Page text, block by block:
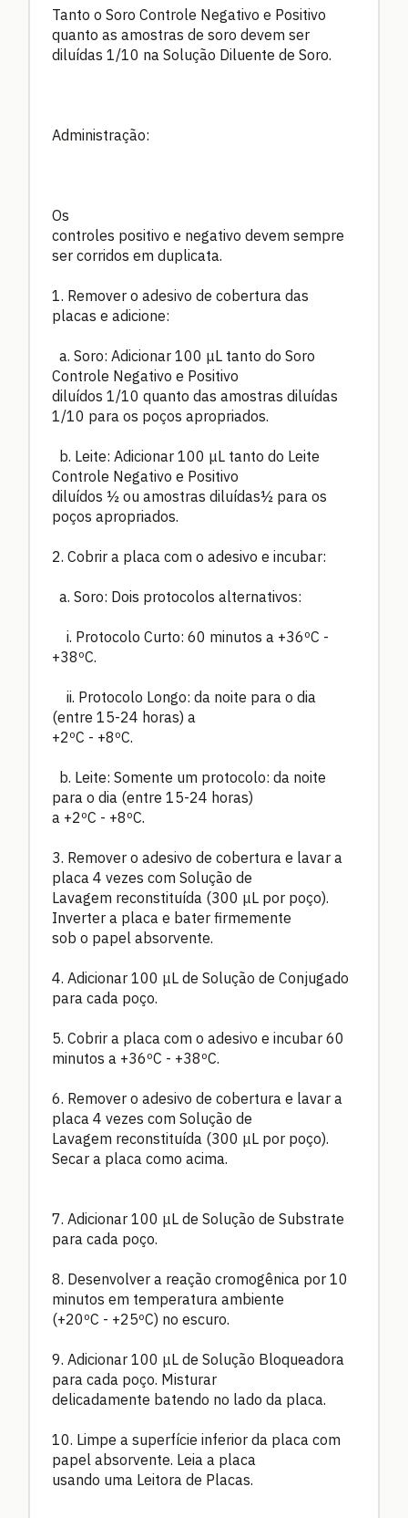
Tanto o Soro Controle Negativo e Positivo
quanto as amostras de soro devem ser
diluídas 1/10 na Solução Diluente de Soro.
Administração:
Os
controles positivo e negativo devem sempre
ser corridos em duplicata.
1. Remover o adesivo de cobertura das
placas e adicione:
a. Soro: Adicionar 100 μL tanto do Soro
Controle Negativo e Positivo
diluídos 1/10 quanto das amostras diluídas
1/10 para os poços apropriados.
b. Leite: Adicionar 100 μL tanto do Leite
Controle Negativo e Positivo
diluídos ½ ou amostras diluídas½ para os
poços apropriados.
2. Cobrir a placa com o adesivo e incubar:
a. Soro: Dois protocolos alternativos:
i. Protocolo Curto: 60 minutos a +36ºC -
+38ºC.
ii. Protocolo Longo: da noite para o dia
(entre 15-24 horas) a
+2ºC - +8ºC.
b. Leite: Somente um protocolo: da noite
para o dia (entre 15-24 horas)
a +2ºC - +8ºC.
3. Remover o adesivo de cobertura e lavar a
placa 4 vezes com Solução de
Lavagem reconstituída (300 μL por poço).
Inverter a placa e bater firmemente
sob o papel absorvente.
4. Adicionar 100 μL de Solução de Conjugado
para cada poço.
5. Cobrir a placa com o adesivo e incubar 60
minutos a +36ºC - +38ºC.
6. Remover o adesivo de cobertura e lavar a
placa 4 vezes com Solução de
Lavagem reconstituída (300 μL por poço).
Secar a placa como acima.
7. Adicionar 100 μL de Solução de Substrate
para cada poço.
8. Desenvolver a reação cromogênica por 10
minutos em temperatura ambiente
(+20ºC - +25ºC) no escuro.
9. Adicionar 100 μL de Solução Bloqueadora
para cada poço. Misturar
delicadamente batendo no lado da placa.
10. Limpe a superfície inferior da placa com
papel absorvente. Leia a placa
usando uma Leitora de Placas.